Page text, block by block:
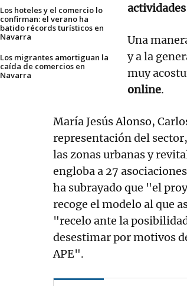
Los hoteles y el comercio lo
confirman: el verano ha
batido récords turísticos en
Navarra
Los migrantes amortiguan la
caída de comercios en
Navarra
Una
y a la
muy
online.
María Jesús Alonso,
representación del
las zonas urbanas y
engloba a 27
ha subrayado que "el
recoge el modelo al que
"recelo ante la
desestimar por motivos
APE".